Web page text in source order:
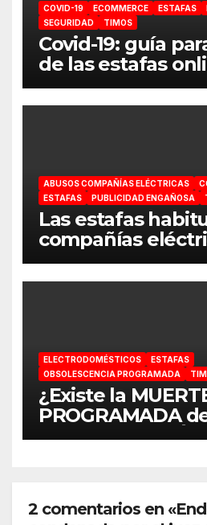
COVID-19 ECOMMERCE ESTAFAS
SEGURIDAD
TIMOS
Covid-19: guía
de las estafas
ABUSOS COMPAÑÍAS ELÉCTRICAS
ESTAFAS
PUBLICIDAD ENGAÑOSA
Las estafas
compañías
captar clientes
ELECTRODOMÉSTICOS
ESTAFAS
OBSOLESCENCIA PROGRAMADA
¿Existe la
PROGRAMADA
2 comentarios en